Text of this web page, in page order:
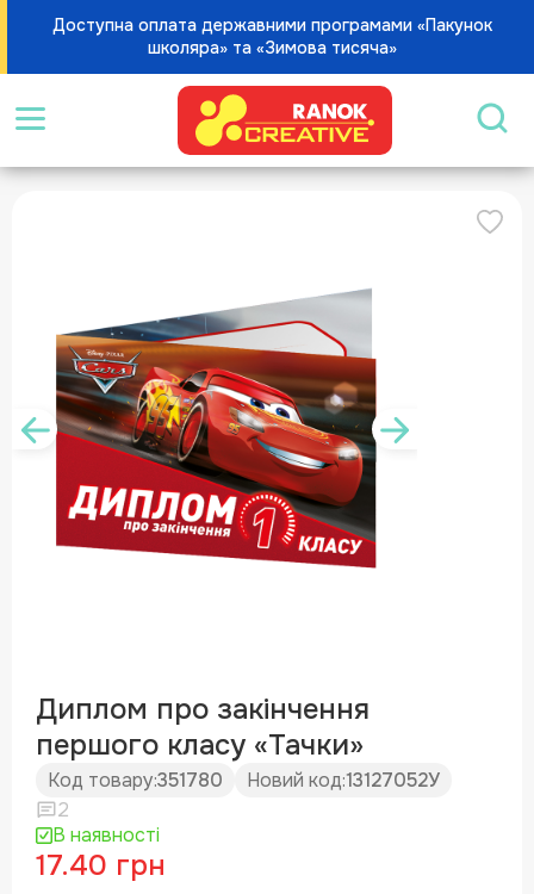
Доступна оплата державними програмами «Пакунок
школяра» та «Зимова тисяча»
Диплом про закінчення
першого класу «Тачки»
Код товару:351780 Новий код:13127052У
2
В наявності
17.40 грн